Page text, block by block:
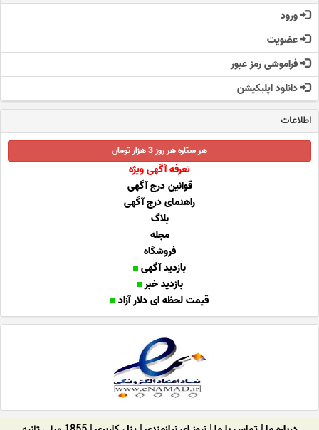
ورود
عضویت
فراموشی رمز عبور
دانلود اپلیکیشن
اطلاعات
هر ستاره هر روز 3 هزار تومان
تعرفه آگهی ویژه
قوانین درج آگهی
راهنمای درج آگهی
بلاگ
مجله
فروشگاه
بازدید آگهی
بازدید خبر
قیمت لحظه ای دلار آزاد